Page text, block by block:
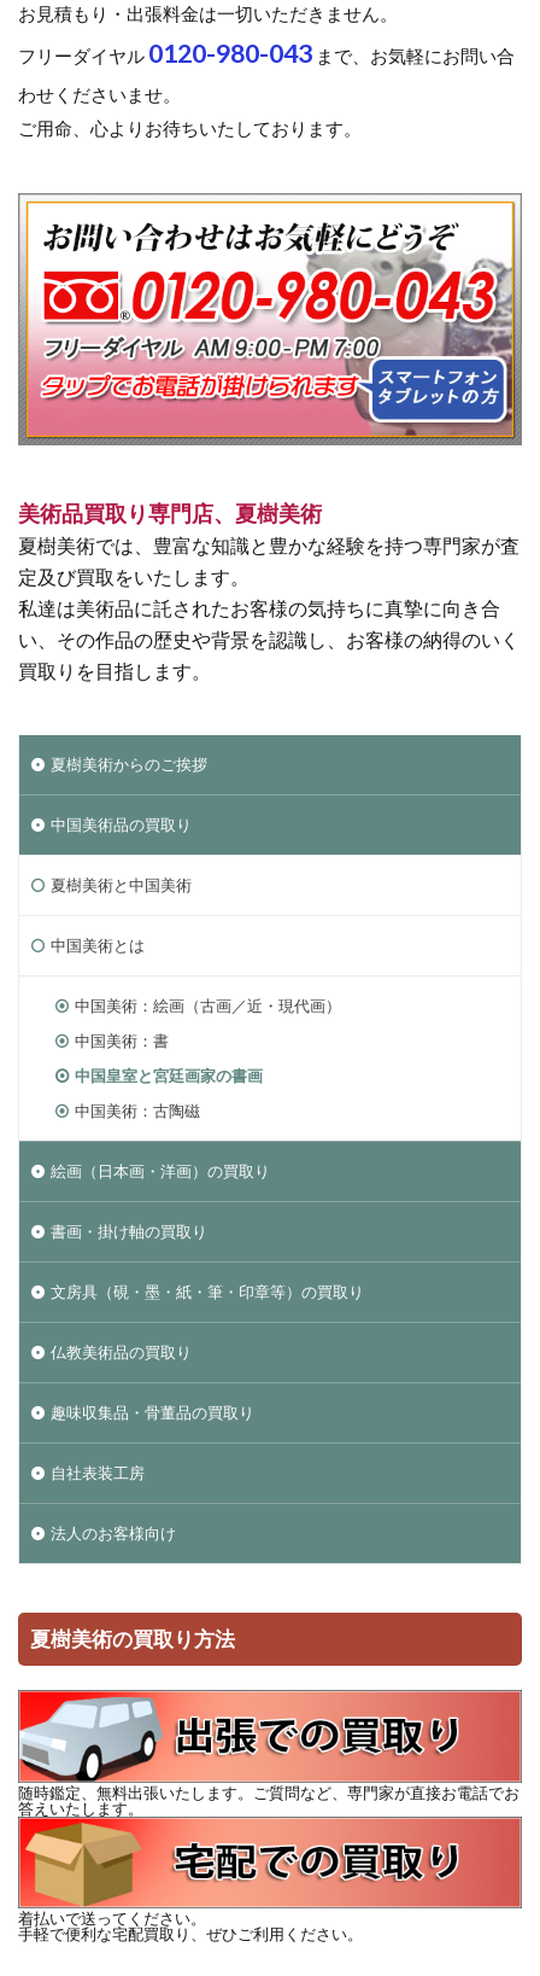
お見積もり・出張料金は一切いただきません。
フリーダイヤル 0120-980-043 まで、お気軽にお問い合
わせくださいませ。
ご用命、心よりお待ちいたしております。
美術品買取り専門店、夏樹美術
夏樹美術では、豊富な知識と豊かな経験を持つ専門家が査
定及び買取をいたします。
私達は美術品に託されたお客様の気持ちに真摯に向き合
い、その作品の歴史や背景を認識し、お客様の納得のいく
買取りを目指します。
夏樹美術からのご挨拶
中国美術品の買取り
夏樹美術と中国美術
中国美術とは
中国美術：絵画（古画／近・現代画）
中国美術：書
中国皇室と宮廷画家の書画
中国美術：古陶磁
絵画（日本画・洋画）の買取り
書画・掛け軸の買取り
文房具（硯・墨・紙・筆・印章等）の買取り
仏教美術品の買取り
趣味収集品・骨董品の買取り
自社表装工房
法人のお客様向け
夏樹美術の買取り方法
随時鑑定、無料出張いたします。ご質問など、専門家が直接お電話でお
答えいたします。
着払いで送ってください。
手軽で便利な宅配買取り、ぜひご利用ください。